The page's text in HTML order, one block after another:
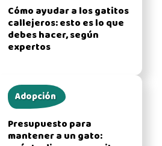
Cómo ayudar a los gatitos
callejeros: esto es lo que
debes hacer, según
expertos
Adopción
Presupuesto para
mantener a un gato: